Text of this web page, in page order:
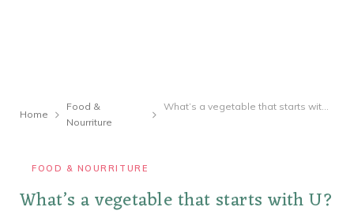
Home
Food &
Nourriture
What’s a vegetable that starts with U?
FOOD & NOURRITURE
What’s a vegetable that starts with U?